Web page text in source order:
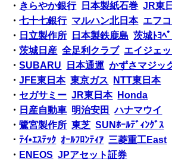
・ きらやか銀行 日本製紙石巻 JR東
・七十七銀行 マルハン北日本 エフ
・ 日立製作所 日本製鉄鹿島 茨城ﾄﾖﾍ
・茨城日産 全足利クラブ エイジェ
・SUBARU 日本通運 かずさマジッ
・JFE東日本 東京ガス
NTT東日本
・ セガサミー JR東日本
Honda
・ 日産自動車 明治安田
ハナマウイ
・鷺宮製作所 東芝 SUNﾎｰﾙﾃﾞｨﾝｸﾞｽ
・ﾃｲ•ｴｽﾃｯｸ ｵｰﾙﾌﾛﾝﾃｨｱ 三菱重工East
・ ENEOS JPアセット証券